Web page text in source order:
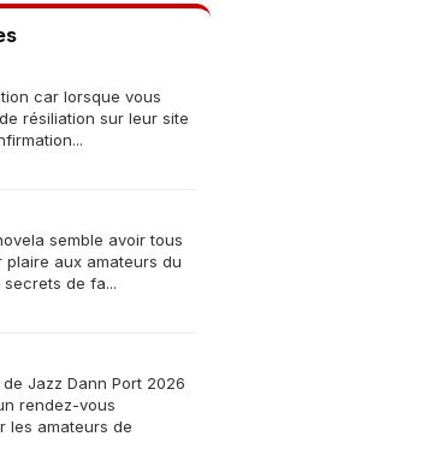
car lorsque vous
résiliation sur leur site
semble avoir tous
aux amateurs du
de fa...
Jazz Dann Port 2026
rendez-vous
les amateurs de